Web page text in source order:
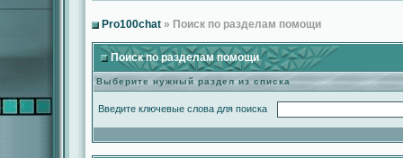
Pro100chat » Поиск по разделам помощи
Поиск по разделам помощи
Выберите нужный раздел из списка
Введите ключевые слова для поиска